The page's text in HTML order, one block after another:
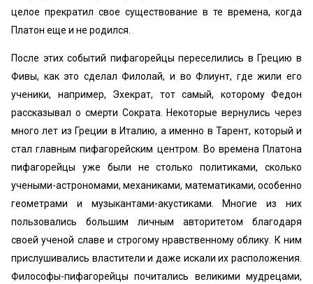
целое прекратил свое существование в те времена, когда
Платон еще и не родился.
После этих событий пифагорейцы переселились в Грецию в
Фивы, как это сделал Филолай, и во Флиунт, где жили его
ученики, например, Эхекрат, тот самый, которому Федон
рассказывал о смерти Сократа. Некоторые вернулись через
много лет из Греции в Италию, а именно в Тарент, который и
стал главным пифагорейским центром. Во времена Платона
пифагорейцы уже были не столько политиками, сколько
учеными-астрономами, механиками, математиками, особенно
геометрами и музыкантами-акустиками. Многие из них
пользовались большим личным авторитетом благодаря
своей ученой славе и строгому нравственному облику. К ним
прислушивались властители и даже искали их расположения.
Философы-пифагорейцы почитались великими мудрецами,